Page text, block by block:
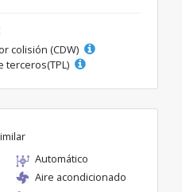
colisión (CDW)
terceros(TPL)
Automático
Aire acondicionado